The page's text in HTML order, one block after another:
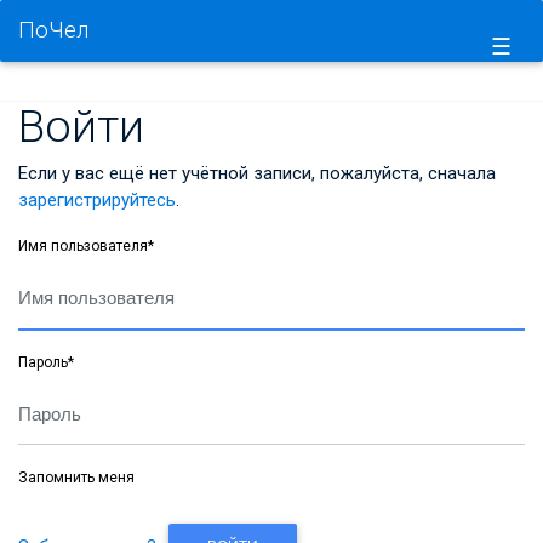
☰
ПоЧел
Войти
Если у вас ещё нет учётной записи, пожалуйста, сначала
зарегистрируйтесь.
Имя пользователя*
Пароль*
Запомнить меня